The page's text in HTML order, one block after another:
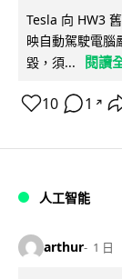
Tesla 向 HW3
映自動駕駛電腦
毀，須...
閱讀
10 1 ↗
人工智能
arthur 1 日